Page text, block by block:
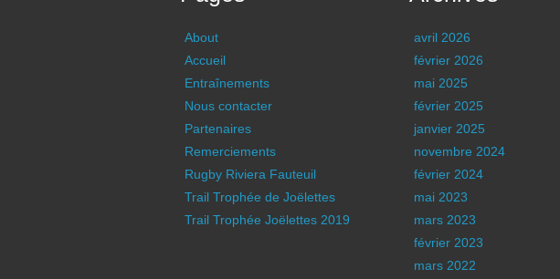
About
Accueil
Entraînements
Nous contacter
Partenaires
Remerciements
Rugby Riviera Fauteuil
Trail Trophée de Joëlettes
Trail Trophée Joëlettes 2019
avril 2026
février 2026
mai 2025
février 2025
janvier 2025
novembre 2024
février 2024
mai 2023
mars 2023
février 2023
mars 2022